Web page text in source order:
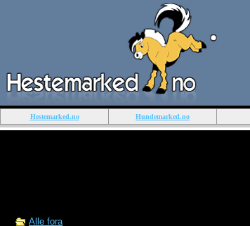
Hestemarked.no Hundemarked.no
Alle fora